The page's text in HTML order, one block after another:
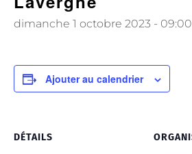
dimanche 1 octobre 2023 - 09:00
Ajouter au calendrier
DÉTAILS